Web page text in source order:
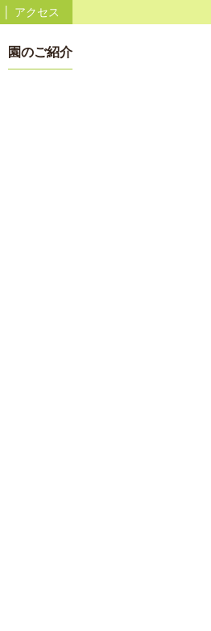
アクセス
園のご紹介